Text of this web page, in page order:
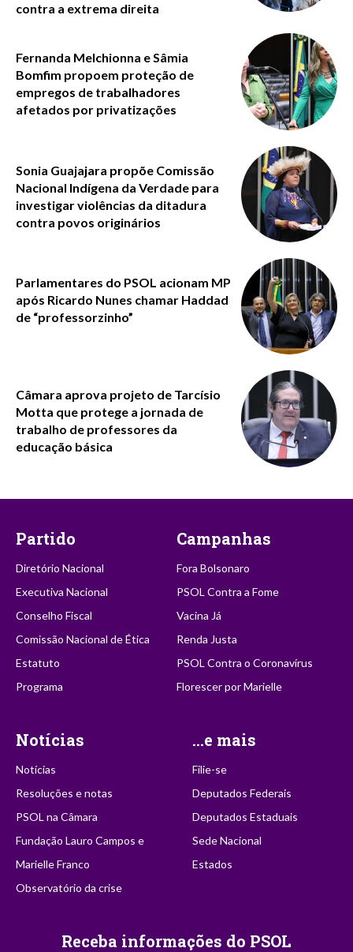
contra a extrema direita
Fernanda Melchionna e Sâmia
Bomfim propoem proteção de
empregos de trabalhadores
afetados por privatizações
Sonia Guajajara propõe Comissão
Nacional Indígena da Verdade para
investigar violências da ditadura
contra povos originários
Parlamentares do PSOL acionam MP
após Ricardo Nunes chamar Haddad
de “professorzinho”
Câmara aprova projeto de Tarcísio
Motta que protege a jornada de
trabalho de professores da
educação básica
Partido
Diretório Nacional
Executiva Nacional
Conselho Fiscal
Comissão Nacional de Ética
Estatuto
Programa
Campanhas
Fora Bolsonaro
PSOL Contra a Fome
Vacina Já
Renda Justa
PSOL Contra o Coronavírus
Florescer por Marielle
Notícias
Notícias
Resoluções e notas
PSOL na Câmara
Fundação Lauro Campos e
Marielle Franco
Observatório da crise
...e mais
Filie-se
Deputados Federais
Deputados Estaduais
Sede Nacional
Estados
Receba informações do PSOL